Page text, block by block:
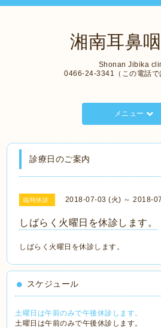
湘南耳鼻
Shonan Jibika
0466-24-3341（この電話で
メニュー
診療日のご案内
臨時休診 2018-07-03 (火) ～ 2018-
しばらく火曜日を休診します。
しばらく火曜日を休診します。
スケジュール
土曜日は午前のみで午後休診します。
土曜日は午前のみで午後休診します。